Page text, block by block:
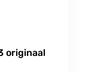
originaal